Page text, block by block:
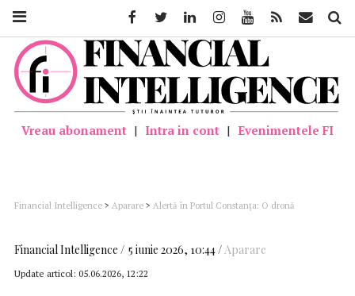
Vreau abonament | Intra in cont | Evenimentele FI
Financial Intelligence > Aparare > Alertă în Portul Constanța: O dronă
Financial Intelligence 5 iunie 2026, 10:44 Aparare
Update articol: 05.06.2026, 12:22
FacebookTwitter LinkedinInstagramYoutube Feed Mail